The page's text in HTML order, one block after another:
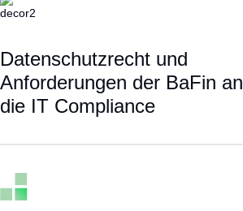
Datenschutzrecht und
Anforderungen der BaFin an
die IT Compliance